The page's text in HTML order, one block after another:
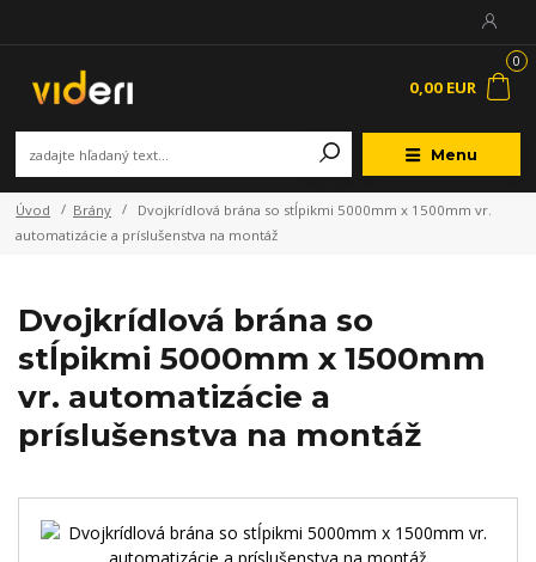
Menu
0
0,00 EUR
Úvod Brány
Dvojkrídlová brána so stĺpikmi 5000mm x 1500mm vr.
automatizácie a príslušenstva na montáž
Dvojkrídlová brána so
stĺpikmi 5000mm x 1500mm
vr. automatizácie a
príslušenstva na montáž